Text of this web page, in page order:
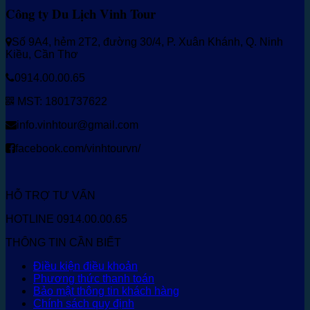
Công ty Du Lịch Vinh Tour
Số 9A4, hẻm 2T2, đường 30/4, P. Xuân Khánh, Q. Ninh
Kiều, Cần Thơ
0914.00.00.65
MST: 1801737622
info.vinhtour@gmail.com
facebook.com/vinhtourvn/
HỖ TRỢ TƯ VẤN
HOTLINE 0914.00.00.65
THÔNG TIN CẦN BIẾT
Điều kiện điều khoản
Phương thức thanh toán
Bảo mật thông tin khách hàng
Chính sách quy định